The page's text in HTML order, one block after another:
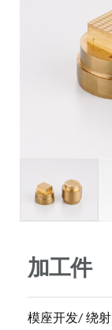
加工件
模座开发/ 绕